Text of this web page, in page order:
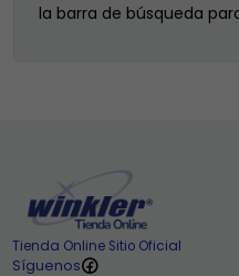
la barra de búsqueda
Tienda Online Sitio Oficial
Síguenos